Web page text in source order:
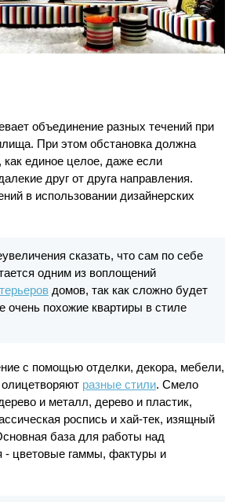
объединение разных течений при
При этом обстановка должна
как единое целое, даже если
друг от друга направления.
в использовании дизайнерских
сказать, что сам по себе
одним из воплощений
домов, так как сложно будет
очень похожие квартиры в стиле
с помощью отделки, декора, мебели,
разные стили. Смело
и металл, дерево и пластик,
роспись и хай-тек, изящный
база для работы над
- цветовые гаммы, фактуры и